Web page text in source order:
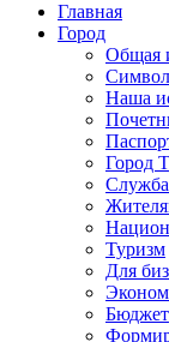
Главная
Город
Общая
Наша
Город
Служба
Туризм
Для
Бюджет